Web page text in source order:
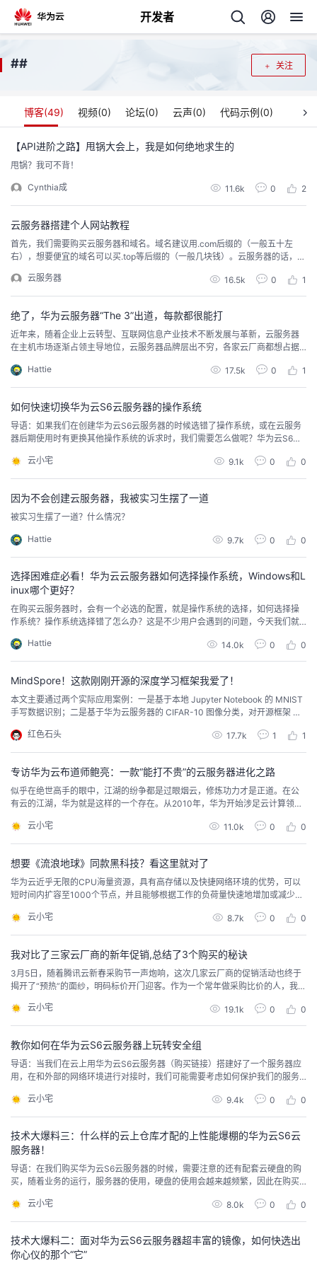
开发者
回
个
人
主
页
我
的
开
者
我
的
博
客
我
的
论
坛
我
的
圈
子
我
的
直
播
我
的
活
动
我
的
关
注
我
的
发
者
学
堂
我
的
程
我
认
证
的
实
验
我
的
收
藏
我
Programs
的
支
持
我
的
技
术
支
持
我
的
云
声
建
议
关注
##
博客(49) 视频(0) 论坛(0) 云声(0) 代码示例(0)
【API进阶之路】甩锅大会上，我是如何绝地求生的
甩锅？我可不背！
Cynthia成 11.6k 0 2
云服务器搭建个人网站教程
首先，我们需要购买云服务器和域名。域名建议用.com后缀的（一般五十左
右），想要便宜的域名可以买.top等后缀的（一般几块钱）。云服务器的话，根
的话，买个1核2G1M的配置也能够用。当然，如果对响应速度等体验比较看重
的话，可以买个稍微高点配置的，比如2核4G的这样的（注意：下单的时候先
云服务器 16.5k 0 1
绝了，华为云服务器“The 3”出道，每款都很能打
近年来，随着企业上云转型、互联网信息产业技术不断发展与革新，云服务器
在主机市场逐渐占领主导地位，云服务器品牌层出不穷，各家云厂商都想占据
来越高。性能和稳定性是云服务器取胜云端的不二法宝，而服务能力则是用户
安心上云的定心丸。
Hattie 17.5k 0 1
如何快速切换华为云S6云服务器的操作系统
导语：如果我们在创建华为云S6云服务器的时候选错了操作系统，或在云服务
器后期使用时有更换其他操作系统的诉求时，我们需要怎么做呢？华为云S6云
呢？今天小编就以切换CentOS 6.9 64bit为Ububtu 16.04操作系统为例，来为
大家演示切换操作系统的详细操作步骤。切换操作系统前我们需要做哪些准备
云小宅 9.1k 0 0
因为不会创建云服务器，我被实习生摆了一道
被实习生摆了一道？什么情况？
Hattie 9.7k 0 0
选择困难症必看！华为云云服务器如何选择操作系统，Windows和L
inux哪个更好？
在购买云服务器时，会有一个必选的配置，就是操作系统的选择，如何选择操
作系统？操作系统选择错了怎么办？这是不少用户会遇到的问题，今天我们就
Hattie
14.0k 0 0
MindSpore！这款刚刚开源的深度学习框架我爱了！
本文主要通过两个实际应用案例：一是基于本地 Jupyter Notebook 的 MNIST
手写数据识别；二是基于华为云服务器的 CIFAR-10 图像分类，对开源框架 Mi
红色石头
17.7k 1 1
专访华为云布道师鲍亮：一款“能打不贵”的云服务器进化之路
似乎在绝世高手的眼中，江湖的纷争都是过眼烟云，修炼功力才是正道。在公
有云的江湖，华为就是这样的一个存在。从2010年，华为开始涉足云计算领
年到现在，华为云的速度可以用“突飞猛进”来形容，这种速度不仅体现在业务的
收入和客户数量的增长上，还体现在了产品和技术的进化和迭代速度上。“一步
云小宅 11.0k 0 0
想要《流浪地球》同款黑科技？看这里就对了
华为云近乎无限的CPU海量资源，具有高存储以及快捷网络环境的优势，可以
短时间内扩容至1000个节点，并且能够根据工作的负荷量快速地增加或减少虚
人民币。与此同时，《流浪地球》的海外票房也接近4500万人民币，成为近年
来海外票房最高的国产电影。该片在海内外获得高票房的背后，不只体现了市
云小宅 8.7k 0 0
我对比了三家云厂商的新年促销,总结了3个购买的秘诀
3月5日，随着腾讯云新春采购节一声炮响，这次几家云厂商的促销活动也终于
揭开了“预热”的面纱，明码标价开门迎客。作为一个常年做采购比价的人，我认
下： 阿里云：我品牌好套路多，不跟你正面比折扣 腾讯云：我有钱我
玩秒杀，看你怎么跟我拼价格 华为云：我有手机我有技术，买满就送您随
云小宅 19.1k 0 0
教你如何在华为云S6云服务器上玩转安全组
导语：当我们在云上用华为云S6云服务器（购买链接）搭建好了一个服务器应
用，在和外部的网络环境进行对接时，我们可能需要考虑如何保护我们的服务
是“安全组”了。其实在我们购买华为云S6云服务器时，系统就自动创建一个了
名称为Sys-default的默认安全组，我们的云服务器就处于这个安全组的保护之
云小宅 9.4k 0 0
技术大爆料三：什么样的云上仓库才配的上性能爆棚的华为云S6云
服务器！
导语：在我们购买华为云S6云服务器的时候，需要注意的还有配套云硬盘的购
买，随着业务的运行，服务器的使用，硬盘的使用会越来越频繁，因此在购买
首不相离的经典CP，从PC到云服务，都是如影随形，云硬盘可以为云服务器提
供高可靠、高性能、规格丰富并且可弹性扩展的块存储服务。今天我就从三个
云小宅 8.0k 0 0
技术大爆料二：面对华为云S6云服务器超丰富的镜像，如何快选出
你心仪的那个“它”